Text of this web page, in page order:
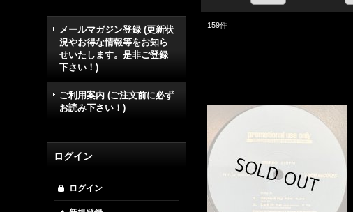
メールマガジン登録 (更新状
況やお得な情報等をお知ら
せいたします。是非ご登録
下さい！)
ご利用案内 (ご注文前に必ず
お読み下さい！)
ログイン
ログイン
159件